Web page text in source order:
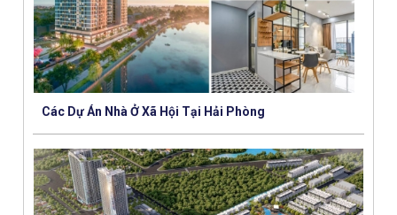
Các Dự Án Nhà Ở Xã Hội Tại Hải Phòng